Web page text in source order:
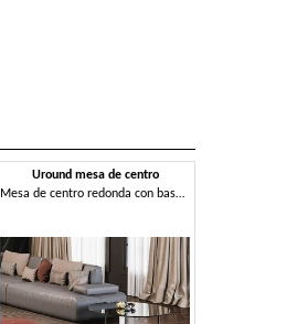
Uround mesa de centro
Mesa de centro redonda con base de metal